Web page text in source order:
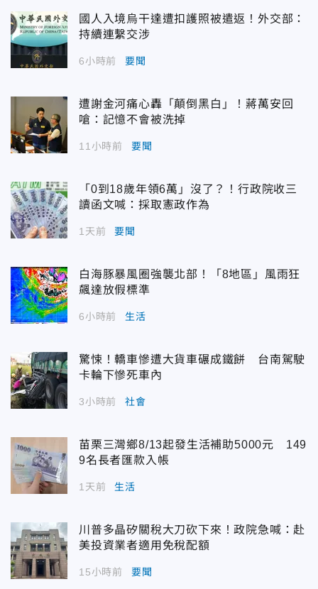
國人入境烏干達遭扣護照被遣返！外交部：
持續連繫交涉
6小時前 要聞
遭謝金河痛心轟「顛倒黑白」！蔣萬安回
嗆：記憶不會被洗掉
11小時前 要聞
「0到18歲年領6萬」沒了？！行政院收三
讀函文喊：採取憲政作為
1天前 要聞
白海豚暴風圈強襲北部！「8地區」風雨狂
飆達放假標準
6小時前 生活
驚悚！轎車慘遭大貨車碾成鐵餅 台南駕駛
卡輪下慘死車內
3小時前 社會
苗栗三灣鄉8/13起發生活補助5000元 149
9名長者匯款入帳
1天前 生活
川普多晶矽關稅大刀砍下來！政院急喊：赴
美投資業者適用免稅配額
15小時前 要聞